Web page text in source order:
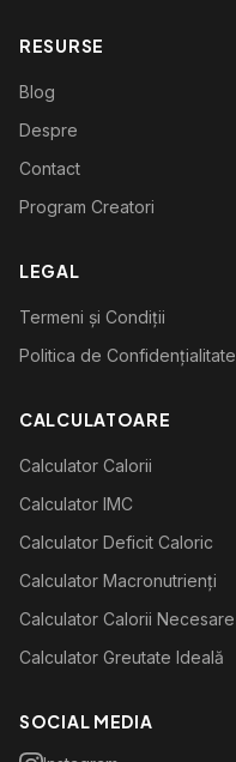
RESURSE
Blog
Despre
Contact
Program Creatori
LEGAL
Termeni și Condiții
Politica de Confidențialitate
CALCULATOARE
Calculator Calorii
Calculator IMC
Calculator Deficit Caloric
Calculator Macronutrienți
Calculator Calorii Necesare
Calculator Greutate Ideală
SOCIAL MEDIA